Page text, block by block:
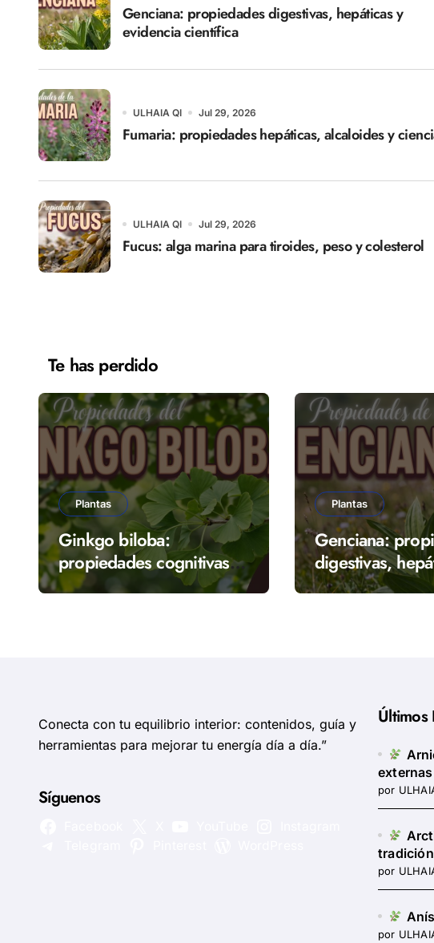
Genciana: propiedades digestivas, hepáticas y
evidencia científica
ULHAIA QI Jul 29, 2026
Fumaria: propiedades hepáticas, alcaloides y
ULHAIA QI Jul 29, 2026
Fucus: alga marina para tiroides, peso y colesterol
Te has perdido
Plantas
Ginkgo biloba:
propiedades cognitivas y
circulatorias
Plantas
Genciana:
digestivas,
evidencia
Conecta con tu equilibrio interior: contenidos, guía y
herramientas para mejorar tu energía día a día.”
Síguenos
Últimos
por
tradición
por
por